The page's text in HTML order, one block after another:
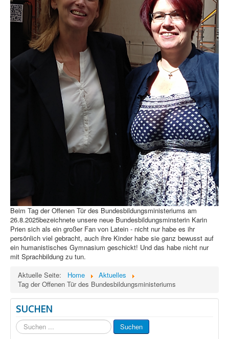
Beim Tag der Offenen Tür des Bundesbildungsministeriums am
26.8.2025bezeichnete unsere neue Bundesbildungsminsterin Karin
Prien sich als ein großer Fan von Latein - nicht nur habe es ihr
persönlich viel gebracht, auch ihre Kinder habe sie ganz bewusst auf
ein humanistisches Gymnasium geschickt! Und das habe nicht nur
mit Sprachbildung zu tun.
Aktuelle Seite:
Home
Aktuelles
Tag der Offenen Tür des Bundesbildungsministeriums
SUCHEN
Suchen
...
Suchen